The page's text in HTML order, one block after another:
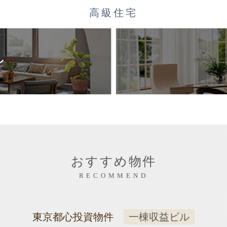
高級住宅
おすすめ物件
RECOMMEND
東京都心投資物件 一棟収益ビル